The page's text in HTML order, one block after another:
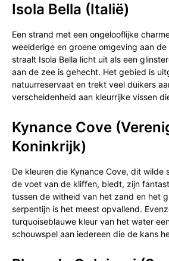
Isola Bella (Italië)
Een strand met een ongelooflijke
weelderige en groene omgeving aan
straalt Isola Bella licht uit als een
aan de zee is gehecht. Het gebied is
natuurreservaat en trekt veel duikers
verscheidenheid aan kleurrijke vissen
Kynance Cove
Koninkrijk)
De kleuren die Kynance Cove, dit wilde
de voet van de kliffen, biedt, zijn
tussen de witheid van het zand en het
serpentijn is het meest opvallend.
turquoiseblauwe kleur van het water
schouwspel aan iedereen die de kans